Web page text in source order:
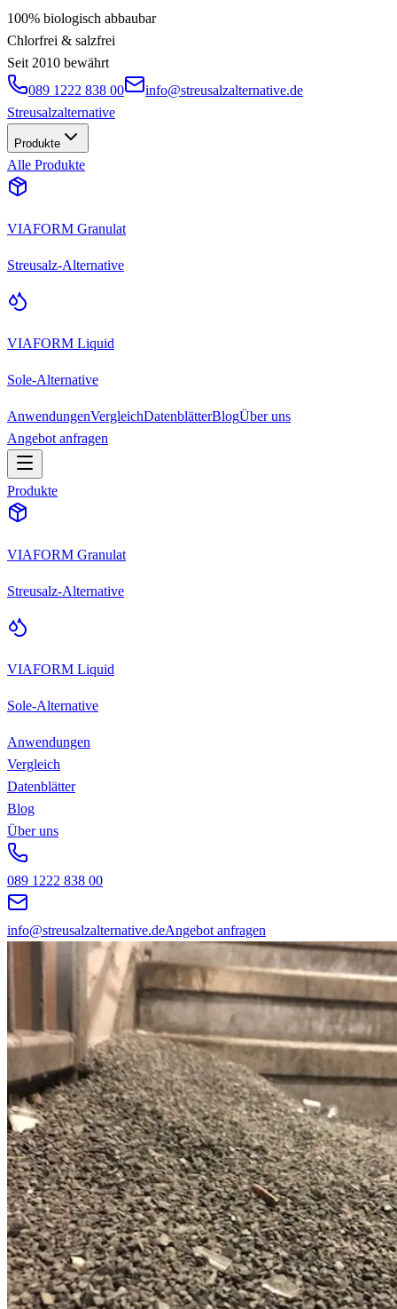
100% biologisch abbaubar
Chlorfrei & salzfrei
Seit 2010 bewährt
089 1222 838 00
info@streusalzalternative.de
Streusalzalternative
Produkte
Alle Produkte
VIAFORM Granulat
Streusalz-Alternative
VIAFORM Liquid
Sole-Alternative
AnwendungenVergleichDatenblätterBlogÜber uns
Angebot anfragen
Produkte
VIAFORM Granulat
Streusalz-Alternative
VIAFORM Liquid
Sole-Alternative
Anwendungen
Vergleich
Datenblätter
Blog
Über uns
089 1222 838 00
info@streusalzalternative.deAngebot anfragen